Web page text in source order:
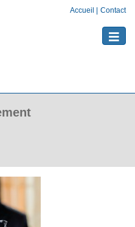
Accueil Contact
Toggle